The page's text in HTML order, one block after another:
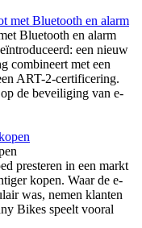
Bluetooth en alarm
een nieuw
combineert met een
ART-2-certificering.
de beveiliging van e-
presteren in een markt
kopen. Waar de e-
was, nemen klanten
Bikes speelt vooral